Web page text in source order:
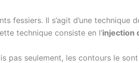
fessiers. Il s’agit d’une technique
technique consiste en l’injection
pas seulement, les contours le